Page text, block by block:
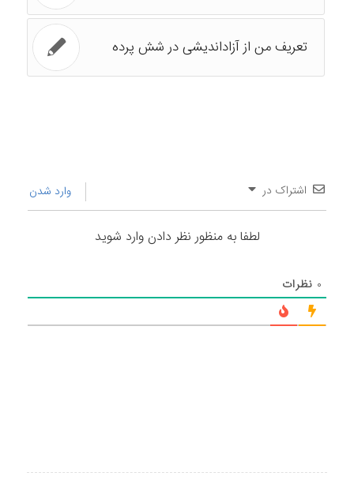
تعریف من از آزاداندیشی در شش پرده
اشتراک در وارد شدن
لطفا به منظور نظر دادن وارد شوید
۰ نظرات